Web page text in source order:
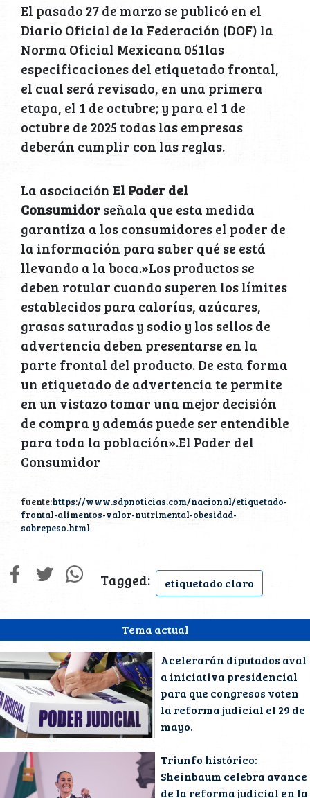
Tema actual
Acelerarán diputados aval
a iniciativa presidencial
para que congresos voten
la reforma judicial el 29 de
mayo.
Triunfo histórico:
Sheinbaum celebra avance
de la reforma judicial en la
El pasado 27 de marzo se publicó en el
Diario Oficial de la Federación (DOF) la
Norma Oficial Mexicana 051las
especificaciones del etiquetado frontal,
el cual será revisado, en una primera
etapa, el 1 de octubre; y para el 1 de
octubre de 2025 todas las empresas
deberán cumplir con las reglas.
La asociación El Poder del
Consumidorseñala que esta medida
garantiza a los consumidores el poder de
la información para saber qué se está
llevando a la boca.»Los productos se
deben rotular cuando superen los límites
establecidos para calorías, azúcares,
grasas saturadas y sodio y los sellos de
advertencia deben presentarse en la
parte frontal del producto. De esta forma
un etiquetado de advertencia te permite
en un vistazo tomar una mejor decisión
de compra y además puede ser entendible
para toda la población».El Poder del
Consumidor
fuente:https://www.sdpnoticias.com/nacional/etiquetado-
frontal-alimentos-valor-nutrimental-obesidad-
sobrepeso.html
Tagged: etiquetado claro